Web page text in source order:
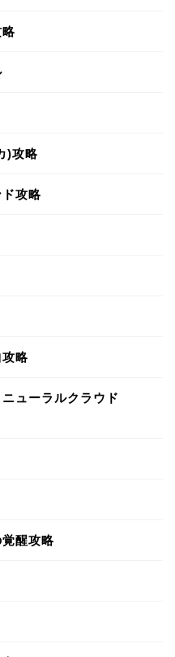
)攻略
攻略
略
ューラルクラウド
醒攻略